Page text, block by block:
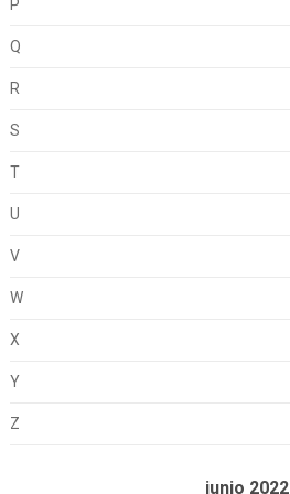
P
Q
R
S
T
U
V
W
X
Y
Z
junio 2022